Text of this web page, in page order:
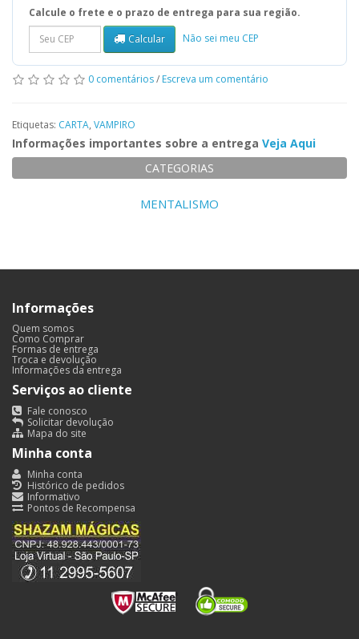
Calcule o frete e o prazo de entrega para sua região.
Calcular
Não sei meu CEP
0 comentários/ Escreva um comentário
Etiquetas: CARTA, VAMPIRO
Informações importantes sobre a entrega Veja Aqui
CATEGORIAS
MENTALISMO
Informações
Quem somos
Como Comprar
Formas de entrega
Troca e devolução
Informações da entrega
Serviços ao cliente
Fale conosco
Solicitar devolução
Mapa do site
Minha conta
Minha conta
Histórico de pedidos
Informativo
Pontos de Recompensa